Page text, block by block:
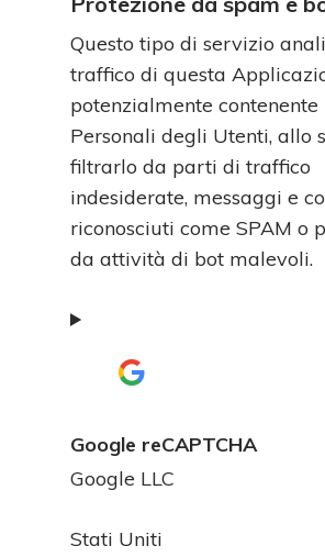
trattati:
Questo tipo di servizio
traffico di questa
potenzialmente contenente
Personali degli Utenti, allo
filtrarlo da parti di traffico
indesiderate, messaggi e
riconosciuti come SPAM o
da attività di bot malevoli.
Google reCAPTCHA
Azienda:
Google LLC
Luogo
Stati Uniti